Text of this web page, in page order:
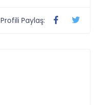
Profili Paylaş: